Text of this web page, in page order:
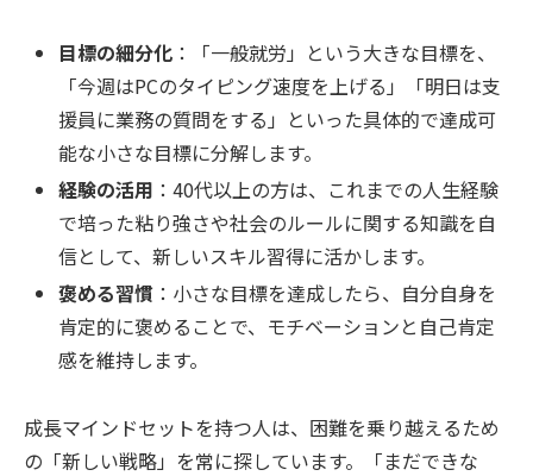
目標の細分化 ：「一般就労」という大きな目標を、
「今週はPCのタイピング速度を上げる」「明日は支
援員に業務の質問をする」といった具体的で達成可
能な小さな目標に分解します。
経験の活用 ：40代以上の方は、これまでの人生経験
で培った粘り強さや社会のルールに関する知識を自
信として、新しいスキル習得に活かします。
褒める習慣 ：小さな目標を達成したら、自分自身を
肯定的に褒めることで、モチベーションと自己肯定
感を維持します。
成長マインドセットを持つ人は、困難を乗り越えるため
の「新しい戦略」を常に探しています。「まだできな